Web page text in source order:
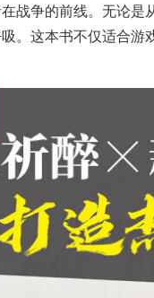
战争的前线。无论
。这本书不仅适合